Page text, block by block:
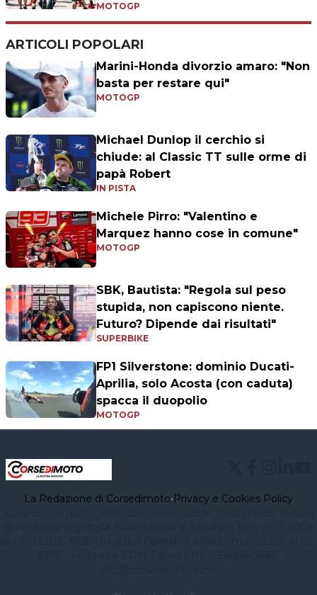
MOTOGP
ARTICOLI POPOLARI
Marini-Honda divorzio amaro: "Non
basta per restare qui"
MOTOGP
Michael Dunlop il cerchio si
chiude: al Classic TT sulle orme di
papà Robert
IN PISTA
Michele Pirro: "Valentino e
Marquez hanno cose in comune"
MOTOGP
SBK, Bautista: "Regola sul peso
stupida, non capiscono niente.
Futuro? Dipende dai risultati"
SUPERBIKE
FP1 Silverstone: dominio Ducati-
Aprilia, solo Acosta (con caduta)
spacca il duopolio
MOTOGP
La Redazione di Corsedimoto•Privacy e Cookies Policy